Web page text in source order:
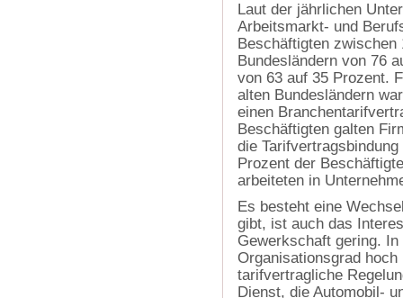
Laut der jährlichen
Arbeitsmarkt- und
Beschäftigten zwischen
Bundesländern von 76
von 63 auf 35 Prozent.
alten Bun­des­ländern
einen
Beschäftigten galten
die
Prozent der
arbeiteten in
Es besteht eine
gibt, ist auch das
Gewerkschaft gering.
Organisationsgrad
tarifvertragliche
Dienst, die Automobil-